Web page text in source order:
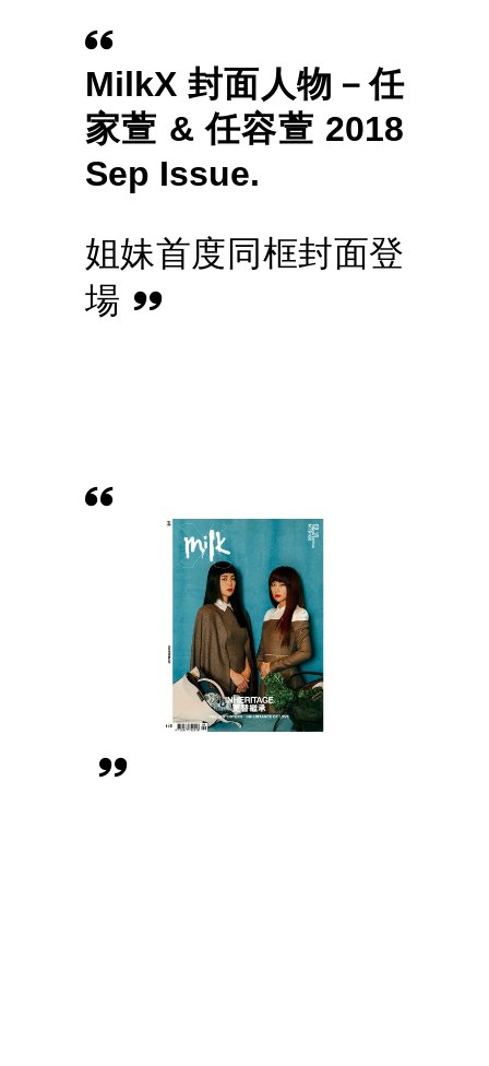
MilkX 封面人物－任
家萱 & 任容萱 2018
Sep Issue.
姐妹首度同框封面登
場